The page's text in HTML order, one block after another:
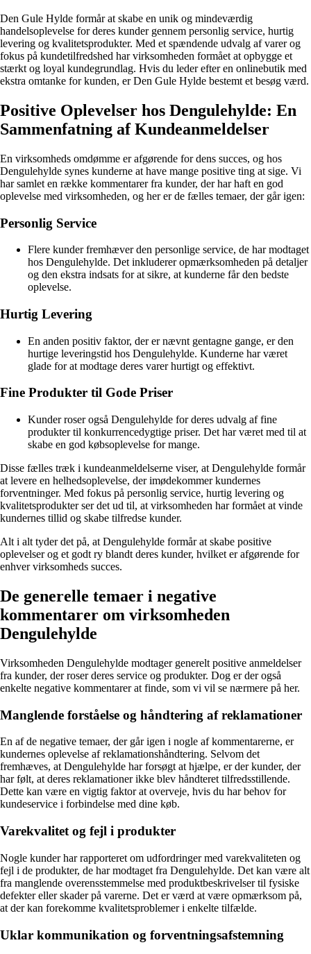
Den Gule Hylde formår at skabe en unik og mindeværdig
handelsoplevelse for deres kunder gennem personlig service, hurtig
levering og kvalitetsprodukter. Med et spændende udvalg af varer og
fokus på kundetilfredshed har virksomheden formået at opbygge et
stærkt og loyal kundegrundlag. Hvis du leder efter en onlinebutik med
ekstra omtanke for kunden, er Den Gule Hylde bestemt et besøg værd.
Positive Oplevelser hos Dengulehylde: En
Sammenfatning af Kundeanmeldelser
En virksomheds omdømme er afgørende for dens succes, og hos
Dengulehylde synes kunderne at have mange positive ting at sige. Vi
har samlet en række kommentarer fra kunder, der har haft en god
oplevelse med virksomheden, og her er de fælles temaer, der går igen:
Personlig Service
Flere kunder fremhæver den personlige service, de har modtaget
hos Dengulehylde. Det inkluderer opmærksomheden på detaljer
og den ekstra indsats for at sikre, at kunderne får den bedste
oplevelse.
Hurtig Levering
En anden positiv faktor, der er nævnt gentagne gange, er den
hurtige leveringstid hos Dengulehylde. Kunderne har været
glade for at modtage deres varer hurtigt og effektivt.
Fine Produkter til Gode Priser
Kunder roser også Dengulehylde for deres udvalg af fine
produkter til konkurrencedygtige priser. Det har været med til at
skabe en god købsoplevelse for mange.
Disse fælles træk i kundeanmeldelserne viser, at Dengulehylde formår
at levere en helhedsoplevelse, der imødekommer kundernes
forventninger. Med fokus på personlig service, hurtig levering og
kvalitetsprodukter ser det ud til, at virksomheden har formået at vinde
kundernes tillid og skabe tilfredse kunder.
Alt i alt tyder det på, at Dengulehylde formår at skabe positive
oplevelser og et godt ry blandt deres kunder, hvilket er afgørende for
enhver virksomheds succes.
De generelle temaer i negative
kommentarer om virksomheden
Dengulehylde
Virksomheden Dengulehylde modtager generelt positive anmeldelser
fra kunder, der roser deres service og produkter. Dog er der også
enkelte negative kommentarer at finde, som vi vil se nærmere på her.
Manglende forståelse og håndtering af reklamationer
En af de negative temaer, der går igen i nogle af kommentarerne, er
kundernes oplevelse af reklamationshåndtering. Selvom det
fremhæves, at Dengulehylde har forsøgt at hjælpe, er der kunder, der
har følt, at deres reklamationer ikke blev håndteret tilfredsstillende.
Dette kan være en vigtig faktor at overveje, hvis du har behov for
kundeservice i forbindelse med dine køb.
Varekvalitet og fejl i produkter
Nogle kunder har rapporteret om udfordringer med varekvaliteten og
fejl i de produkter, de har modtaget fra Dengulehylde. Det kan være alt
fra manglende overensstemmelse med produktbeskrivelser til fysiske
defekter eller skader på varerne. Det er værd at være opmærksom på,
at der kan forekomme kvalitetsproblemer i enkelte tilfælde.
Uklar kommunikation og forventningsafstemning